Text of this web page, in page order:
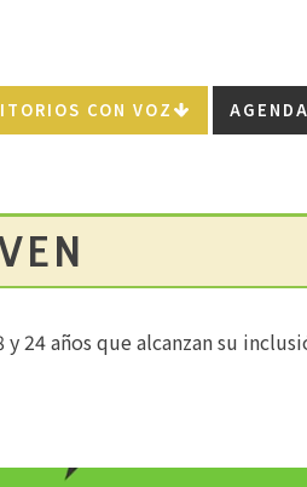
CON VOZ
24 años que alcanzan su